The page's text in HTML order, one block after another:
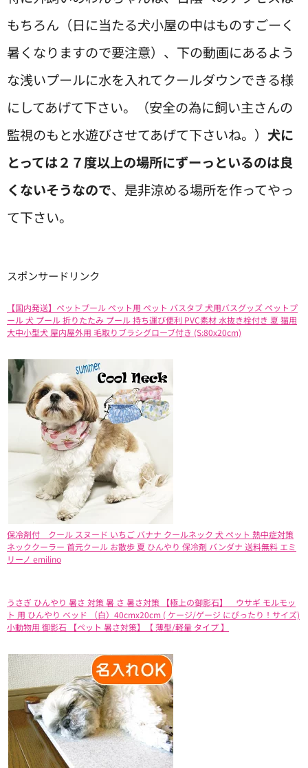
もちろん（日に当たる犬小屋の中はものすごーく
暑くなりますので要注意）、下の動画にあるよう
な浅いプールに水を入れてクールダウンできる様
にしてあげて下さい。（安全の為に飼い主さんの
監視のもと水遊びさせてあげて下さいね。） 犬に
とっては２７度以上の場所にずーっといるのは良
くないそうなので、是非涼める場所を作ってやっ
て下さい。
スポンサードリンク
【国内発送】ペットプール ペット用 ペット バスタブ 犬用バスグッズ ペットプ
ール 犬 プール 折りたたみ プール 持ち運び便利 PVC素材 水抜き栓付き 夏 猫用
大中小型犬 屋内屋外用 毛取りブラシグローブ付き (S:80x20cm)
保冷剤付 クール スヌード いちご バナナ クールネック 犬 ペット 熱中症対策
ネッククーラー 首元クール お散歩 夏 ひんやり 保冷剤 バンダナ 送料無料 エミ
リーノ emilino
うさぎ ひんやり 暑さ 対策 暑 さ 暑さ対策 【極上の御影石】 ウサギ モルモッ
ト 用 ひんやり ベッド （白）40cmx20cm ( ケージ/ゲージ にぴったり！サイズ)
小動物用 御影石 【ペット 暑さ対策】【 薄型/軽量 タイプ 】